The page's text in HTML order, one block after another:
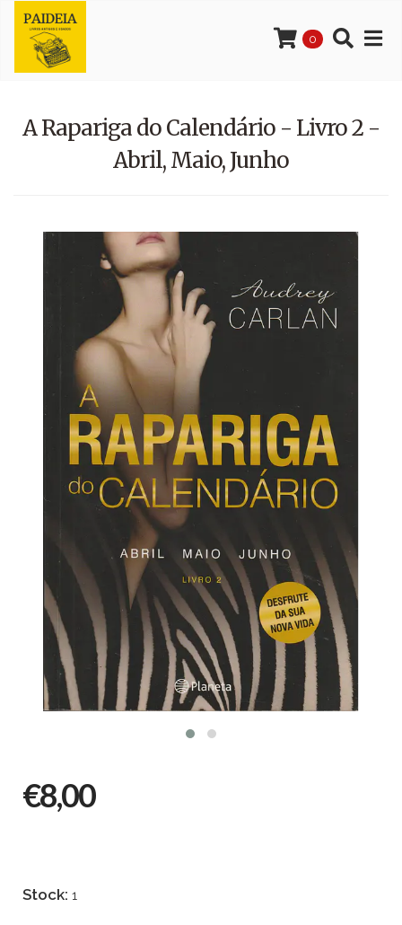
0
A Rapariga do Calendário - Livro 2 -
Abril, Maio, Junho
€8,00
Stock: 1